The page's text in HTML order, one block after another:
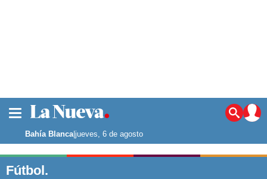
Noticias
La ciudad
Punta Alta
Bahía Blanca|jueves, 6 de agosto
Fútbol.